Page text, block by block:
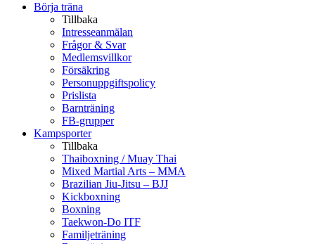
Börja träna
Tillbaka
Intresseanmälan
Frågor & Svar
Medlemsvillkor
Försäkring
Personuppgiftspolicy
Prislista
Barnträning
FB-grupper
Kampsporter
Tillbaka
Thaiboxning / Muay Thai
Mixed Martial Arts – MMA
Brazilian Jiu-Jitsu – BJJ
Kickboxning
Boxning
Taekwon-Do ITF
Familjeträning